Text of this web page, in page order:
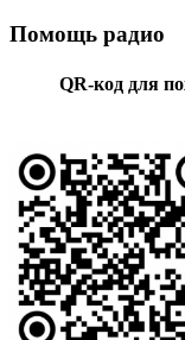
Помощь радио
QR-код для